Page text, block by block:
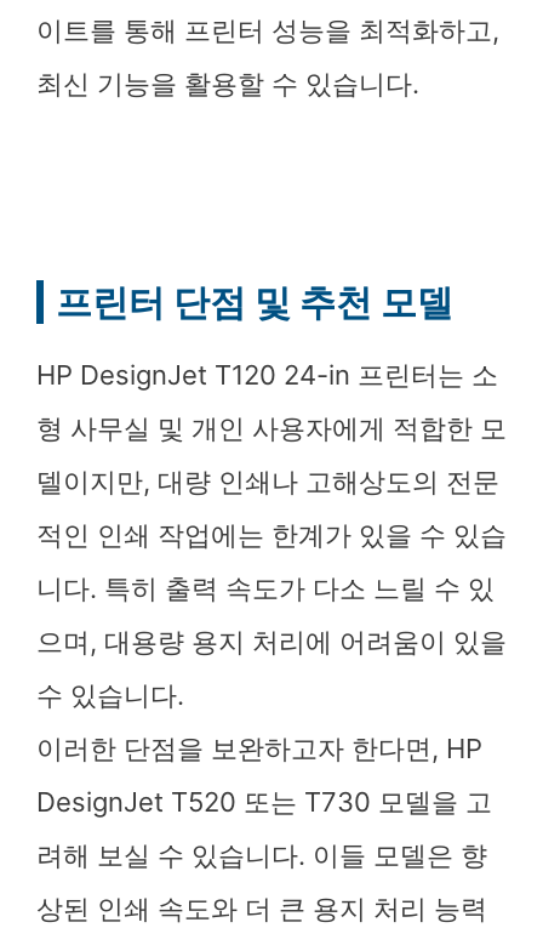
이트를 통해 프린터 성능을 최적화하고,
최신 기능을 활용할 수 있습니다.
프린터 단점 및 추천 모델
HP DesignJet T120 24-in 프린터는 소
형 사무실 및 개인 사용자에게 적합한 모
델이지만, 대량 인쇄나 고해상도의 전문
적인 인쇄 작업에는 한계가 있을 수 있습
니다. 특히 출력 속도가 다소 느릴 수 있
으며, 대용량 용지 처리에 어려움이 있을
수 있습니다.
이러한 단점을 보완하고자 한다면, HP
DesignJet T520 또는 T730 모델을 고
려해 보실 수 있습니다. 이들 모델은 향
상된 인쇄 속도와 더 큰 용지 처리 능력